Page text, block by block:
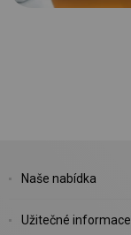
Naše nabídka
Užitečné informace